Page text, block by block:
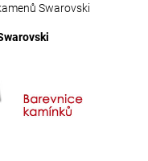
Swarovski